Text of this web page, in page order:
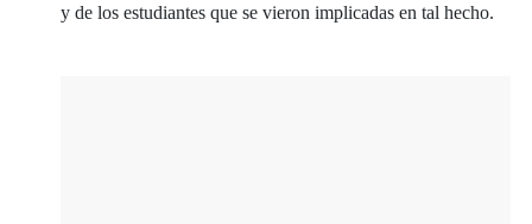
y de los estudiantes que se vieron implicadas en tal hecho.